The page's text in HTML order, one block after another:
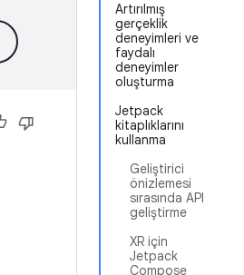
Artırılmış
gerçeklik
deneyimleri ve
faydalı
deneyimler
oluşturma
Jetpack
kitaplıklarını
kullanma
Geliştirici
önizlemesi
sırasında API
geliştirme
XR için
Jetpack
Compose